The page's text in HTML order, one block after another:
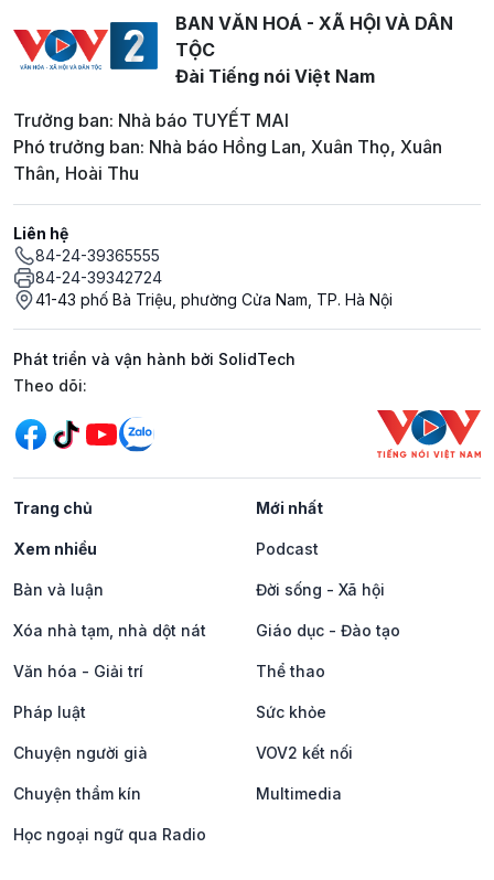
BAN VĂN HOÁ - XÃ HỘI VÀ DÂN
TỘC
Đài Tiếng nói Việt Nam
Trưởng ban: Nhà báo TUYẾT MAI
Phó trưởng ban: Nhà báo Hồng Lan, Xuân Thọ, Xuân
Thân, Hoài Thu
Liên hệ
84-24-39365555
84-24-39342724
41-43 phố Bà Triệu, phường Cửa Nam, TP. Hà Nội
Phát triển và vận hành bởi SolidTech
Mạng xã hội
Theo dõi:
Trang chủ Mới nhất
Xem nhiều Podcast
Bàn và luận Đời sống - Xã hội
Xóa nhà tạm, nhà dột nát Giáo dục - Đào tạo
Văn hóa - Giải trí Thể thao
Pháp luật Sức khỏe
Chuyện người già VOV2 kết nối
Chuyện thầm kín Multimedia
Học ngoại ngữ qua Radio